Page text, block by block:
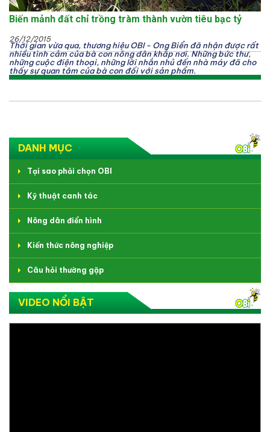
Biến mảnh đất chỉ trồng tràm thành vườn tiêu bạc tỷ
26/12/2015
Thời gian vừa qua, thương hiệu OBI - Ong Biển đã nhận được rất
nhiều tình cảm của bà con nông dân khắp nơi. Những bức thư,
những cuộc điện thoại, những lời nhắn nhủ đến nhà máy đã cho
thấy sự quan tâm của bà con đối với sản phẩm.
DANH MỤC
Tại sao phải chọn OBI
Kỹ thuật canh tác
Nông dân điển hình
Kiến thức nông nghiệp
Câu hỏi thường gặp
VIDEO NỔI BẬT